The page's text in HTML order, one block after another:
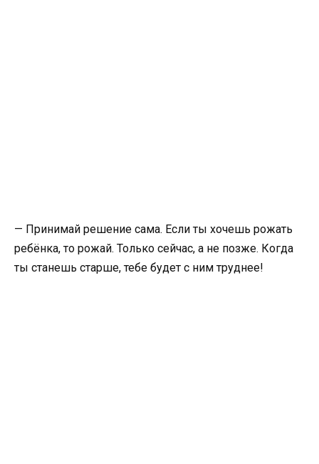
— Принимай решение сама. Если ты хочешь рожать
ребёнка, то рожай. Только сейчас, а не позже. Когда
ты станешь старше, тебе будет с ним труднее!